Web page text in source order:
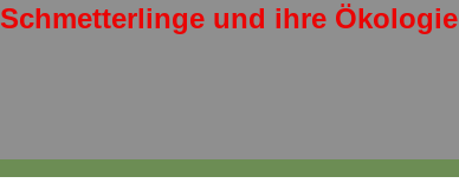
Schmetterlinge und ihre Ökologie